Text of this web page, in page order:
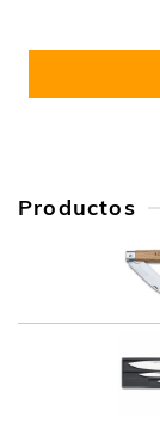
Productos